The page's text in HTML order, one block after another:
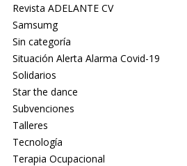
Revista ADELANTE CV
Samsumg
Sin categoría
Situación Alerta Alarma Covid-19
Solidarios
Star the dance
Subvenciones
Talleres
Tecnología
Terapia Ocupacional